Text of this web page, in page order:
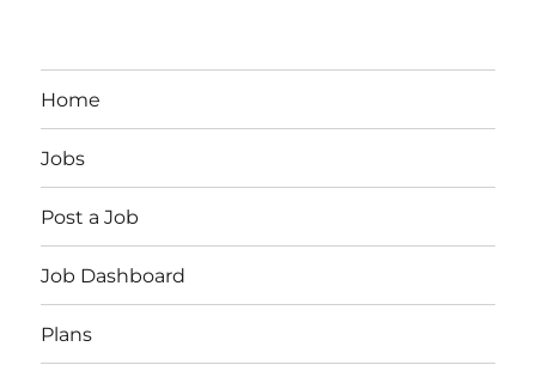
Home
Jobs
Post a Job
Job Dashboard
Plans